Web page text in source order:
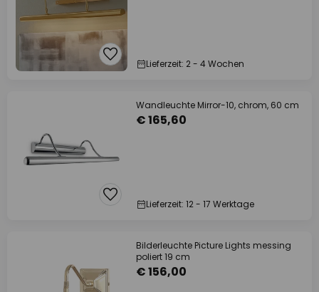
Lieferzeit: 2 - 4 Wochen
Wandleuchte Mirror-10, chrom, 60 cm
€ 165,60
Lieferzeit: 12 - 17 Werktage
Bilderleuchte Picture Lights messing
poliert 19 cm
€ 156,00